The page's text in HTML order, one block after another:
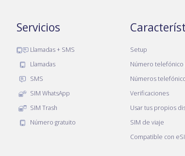
Servicios
Llamadas + SMS
Llamadas
SMS
SIM WhatsApp
SIM Trash
Número gratuito
Setup
Número telefónico
Números
Verificaciones
Usar tus propios
SIM de viaje
Compatible con